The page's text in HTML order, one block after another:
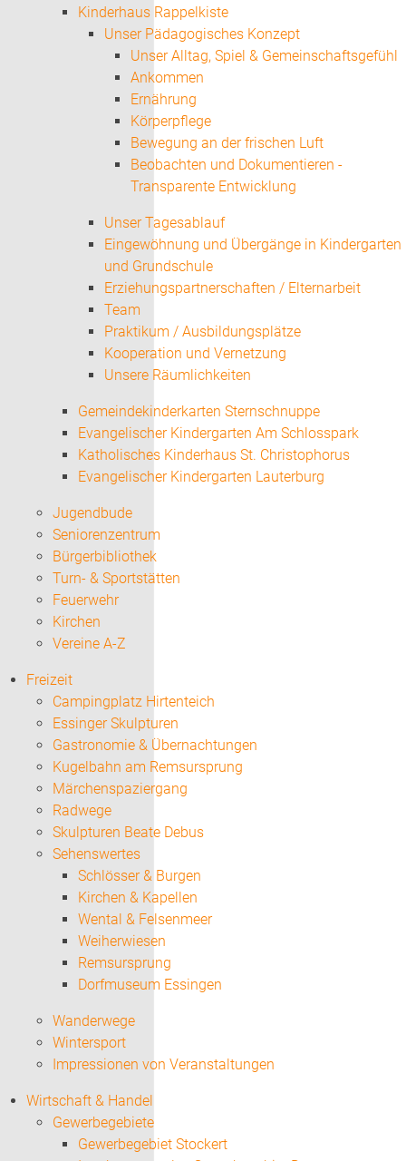
Kinderhaus Rappelkiste
Unser Pädagogisches Konzept
Unser Alltag, Spiel & Gemeinschaftsgefühl
Ankommen
Ernährung
Körperpflege
Bewegung an der frischen Luft
Beobachten und Dokumentieren -
Transparente Entwicklung
Unser Tagesablauf
Eingewöhnung und Übergänge in Kindergarten
und Grundschule
Erziehungspartnerschaften / Elternarbeit
Team
Praktikum / Ausbildungsplätze
Kooperation und Vernetzung
Unsere Räumlichkeiten
Gemeindekinderkarten Sternschnuppe
Evangelischer Kindergarten Am Schlosspark
Katholisches Kinderhaus St. Christophorus
Evangelischer Kindergarten Lauterburg
Jugendbude
Seniorenzentrum
Bürgerbibliothek
Turn- & Sportstätten
Feuerwehr
Kirchen
Vereine A-Z
Freizeit
Campingplatz Hirtenteich
Essinger Skulpturen
Gastronomie & Übernachtungen
Kugelbahn am Remsursprung
Märchenspaziergang
Radwege
Skulpturen Beate Debus
Sehenswertes
Schlösser & Burgen
Kirchen & Kapellen
Wental & Felsenmeer
Weiherwiesen
Remsursprung
Dorfmuseum Essingen
Wanderwege
Wintersport
Impressionen von Veranstaltungen
Wirtschaft & Handel
Gewerbegebiete
Gewerbegebiet Stockert